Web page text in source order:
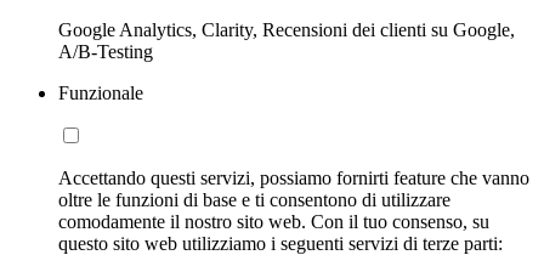
Google Analytics, Clarity, Recensioni dei clienti su Google,
A/B-Testing
Funzionale
Accettando questi servizi, possiamo fornirti feature che vanno
oltre le funzioni di base e ti consentono di utilizzare
comodamente il nostro sito web. Con il tuo consenso, su
questo sito web utilizziamo i seguenti servizi di terze parti: